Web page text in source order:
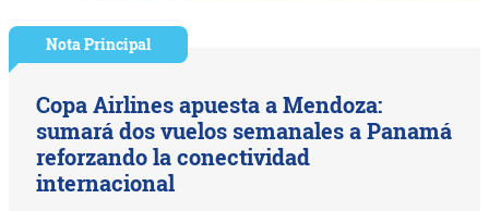
Nota Principal
Copa Airlines apuesta a Mendoza:
sumará dos vuelos semanales a Panamá
reforzando la conectividad
internacional